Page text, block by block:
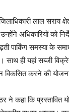
लाल सराय
अधिकारियों को
पार्किंग समस्या के
साथ ही यहां सब्जी
करने की योजना
ने कहा कि